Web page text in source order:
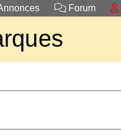
Forum